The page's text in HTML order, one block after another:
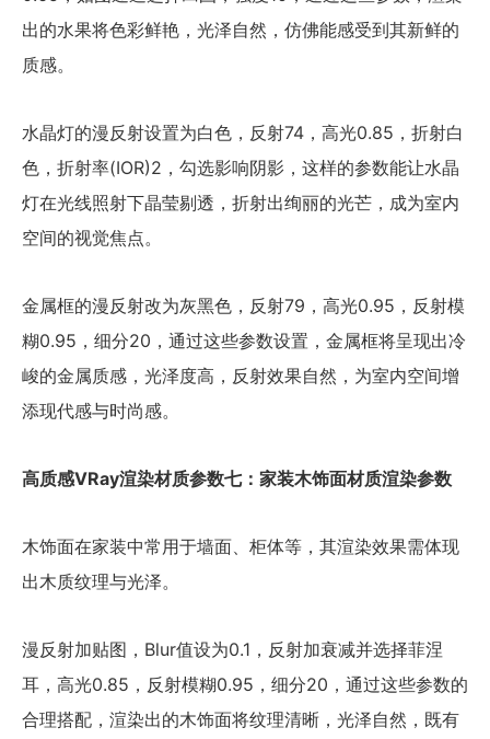
出的水果将色彩鲜艳，光泽自然，仿佛能感受到其新鲜的
质感。
水晶灯的漫反射设置为白色，反射74，高光0.85，折射白
色，折射率(IOR)2，勾选影响阴影，这样的参数能让水晶
灯在光线照射下晶莹剔透，折射出绚丽的光芒，成为室内
空间的视觉焦点。
金属框的漫反射改为灰黑色，反射79，高光0.95，反射模
糊0.95，细分20，通过这些参数设置，金属框将呈现出冷
峻的金属质感，光泽度高，反射效果自然，为室内空间增
添现代感与时尚感。
高质感VRay渲染材质参数七：家装木饰面材质渲染参数
木饰面在家装中常用于墙面、柜体等，其渲染效果需体现
出木质纹理与光泽。
漫反射加贴图，Blur值设为0.1，反射加衰减并选择菲涅
耳，高光0.85，反射模糊0.95，细分20，通过这些参数的
合理搭配，渲染出的木饰面将纹理清晰，光泽自然，既有